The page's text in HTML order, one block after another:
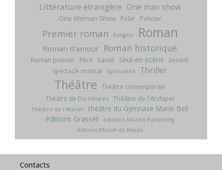
Littérature étrangère One man show
One Woman Show Polar Policier
Premier roman Religion Roman
Roman d'amour Roman historique
Roman policier Récit Santé Seul-en-scène
Société
spectacle musical
Spiritualité Thriller
Théâtre Théâtre contemporain
Théâtre de Dix Heures Théâtre de l'Archipel
Théâtre de l'Atelier théâtre du Gymnase Marie-Bell
éditions Grasset
éditions Macha Publishing
éditions Michel de Maule
Contacts